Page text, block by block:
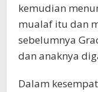
kemudian
mualaf itu dan
sebelumnya
dan anaknya
Dalam